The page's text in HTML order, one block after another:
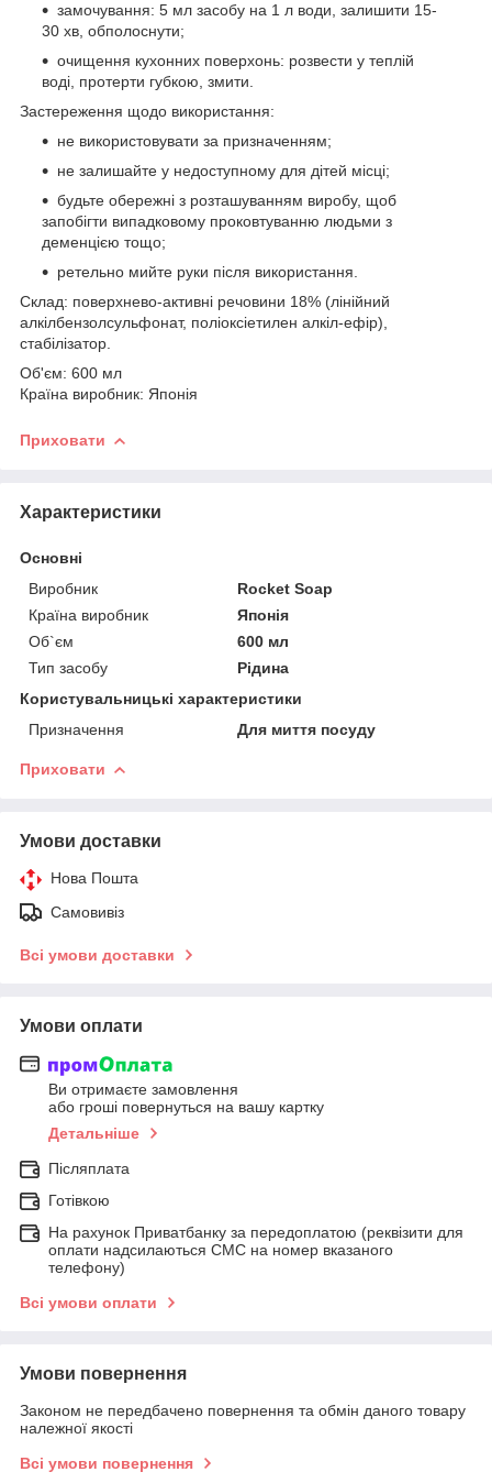
замочування: 5 мл засобу на 1 л води, залишити 15-
30 хв, обполоснути;
очищення кухонних поверхонь: розвести у теплій
воді, протерти губкою, змити.
Застереження щодо використання:
не використовувати за призначенням;
не залишайте у недоступному для дітей місці;
будьте обережні з розташуванням виробу, щоб
запобігти випадковому проковтуванню людьми з
деменцією тощо;
ретельно мийте руки після використання.
Склад: поверхнево-активні речовини 18% (лінійний
алкілбензолсульфонат, поліоксіетилен алкіл-ефір),
стабілізатор.
Об'єм: 600 мл
Країна виробник: Японія
Приховати
Характеристики
Основні
Виробник
Rocket Soap
Країна виробник
Японія
Об`єм
600 мл
Тип засобу
Рідина
Користувальницькі характеристики
Призначення
Для миття посуду
Приховати
Умови доставки
Нова Пошта
Самовивіз
Всі умови доставки
Умови оплати
Ви отримаєте замовлення
або гроші повернуться на вашу картку
Детальніше
Післяплата
Готівкою
На рахунок Приватбанку за передоплатою (реквізити для
оплати надсилаються СМС на номер вказаного
телефону)
Всі умови оплати
Умови повернення
Законом не передбачено повернення та обмін даного товару
належної якості
Всі умови повернення